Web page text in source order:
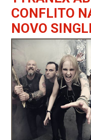
CONFLITO
NOVO